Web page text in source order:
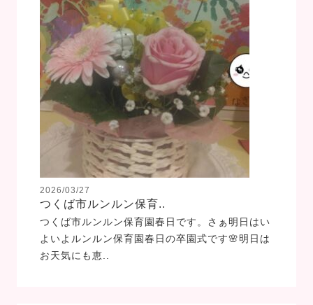
2026/03/27
つくば市ルンルン保育..
つくば市ルンルン保育園春日です。さぁ明日はい
よいよルンルン保育園春日の卒園式です🌸明日は
お天気にも恵..